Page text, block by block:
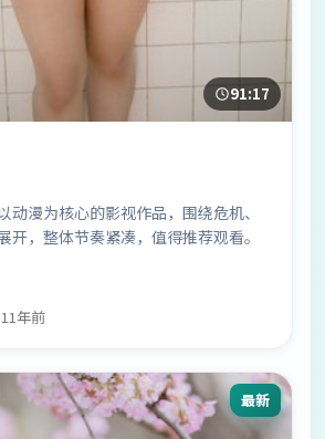
91:17
动漫为核心的影视作品，围绕危机、
开，整体节奏紧凑，值得推荐观看。
11年前
最新